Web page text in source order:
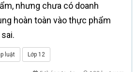
nhưng chưa có doanh
hoàn toàn vào thực phẩm
luật Lớp 12